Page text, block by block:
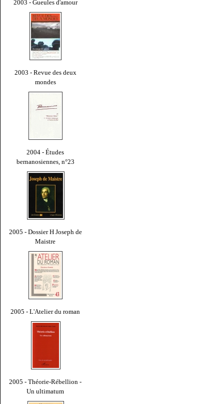
2003 - Gueules d'amour
2003 - Revue des deux
mondes
2004 - Études
bernanosiennes, n°23
2005 - Dossier H Joseph de
Maistre
2005 - L'Atelier du roman
2005 - Théorie-Rébellion -
Un ultimatum